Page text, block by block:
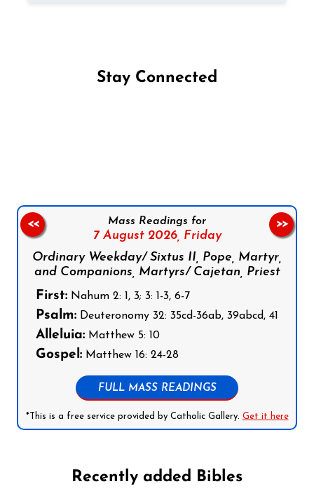
Stay Connected
Mass Readings for
7 August 2026, Friday
Ordinary Weekday/ Sixtus II, Pope, Martyr,
and Companions, Martyrs/ Cajetan, Priest
First: Nahum 2: 1, 3; 3: 1-3, 6-7
Psalm: Deuteronomy 32: 35cd-36ab, 39abcd, 41
Alleluia: Matthew 5: 10
Gospel: Matthew 16: 24-28
FULL MASS READINGS
*This is a free service provided by Catholic Gallery. Get it here
<< >>
Recently added Bibles